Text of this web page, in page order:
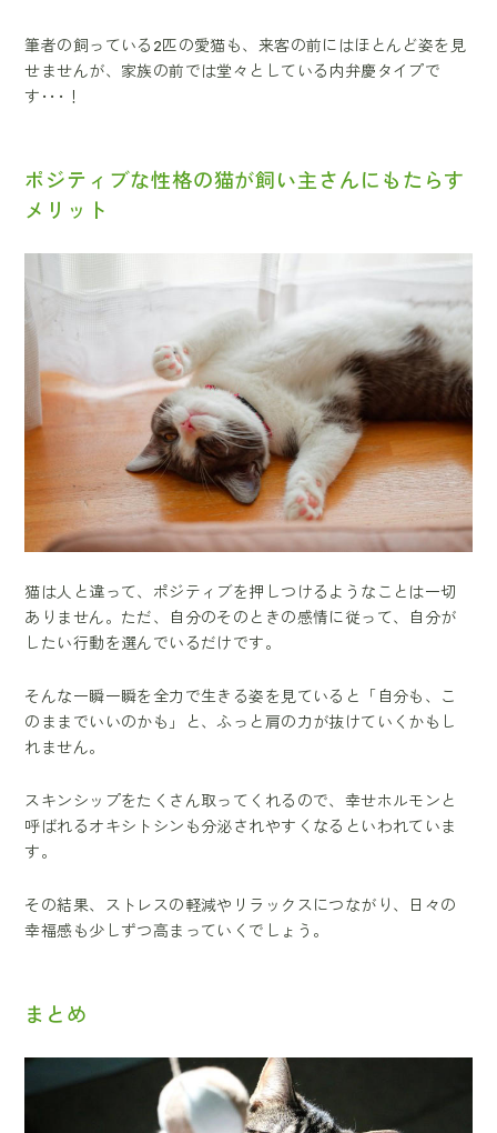
筆者の飼っている2匹の愛猫も、来客の前にはほとんど姿を見
せませんが、家族の前では堂々としている内弁慶タイプで
す･･･！
ポジティブな性格の猫が飼い主さんにもたらす
メリット
猫は人と違って、ポジティブを押しつけるようなことは一切
ありません。ただ、自分のそのときの感情に従って、自分が
したい行動を選んでいるだけです。
そんな一瞬一瞬を全力で生きる姿を見ていると「自分も、こ
のままでいいのかも」と、ふっと肩の力が抜けていくかもし
れません。
スキンシップをたくさん取ってくれるので、幸せホルモンと
呼ばれるオキシトシンも分泌されやすくなるといわれていま
す。
その結果、ストレスの軽減やリラックスにつながり、日々の
幸福感も少しずつ高まっていくでしょう。
まとめ